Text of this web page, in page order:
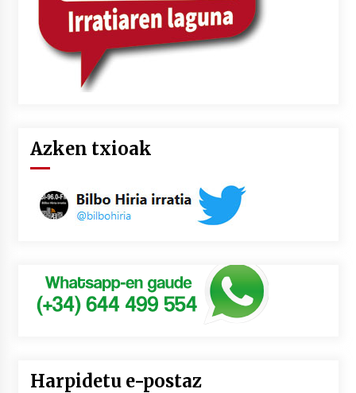
Azken txioak
Harpidetu e-postaz